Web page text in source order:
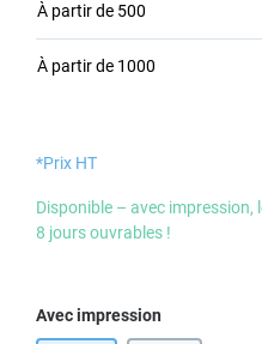
À partir de 500
À partir de 1000
*Prix HT
Disponible – avec impression,
8 jours ouvrables !
Sélectionnez
Avec impression